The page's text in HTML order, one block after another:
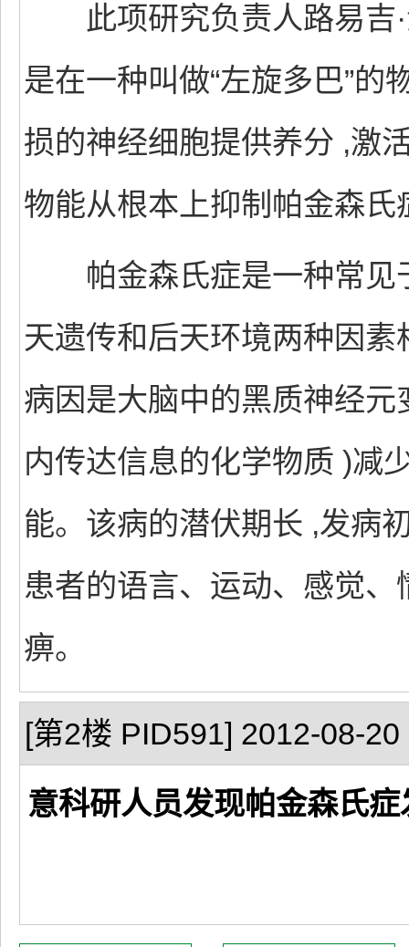
此项研究负责人路易吉·
是在一种叫做“左旋多巴”的
损的神经细胞提供养分 ,激
物能从根本上抑制帕金森
帕金森氏症是一种常见
天遗传和后天环境两种因
病因是大脑中的黑质神经
内传达信息的化学物质 )减
能。该病的潜伏期长 ,发病
患者的语言、运动、感觉
痹。
[第2楼 PID591] 2012-08-20
意科研人员发现帕金森氏